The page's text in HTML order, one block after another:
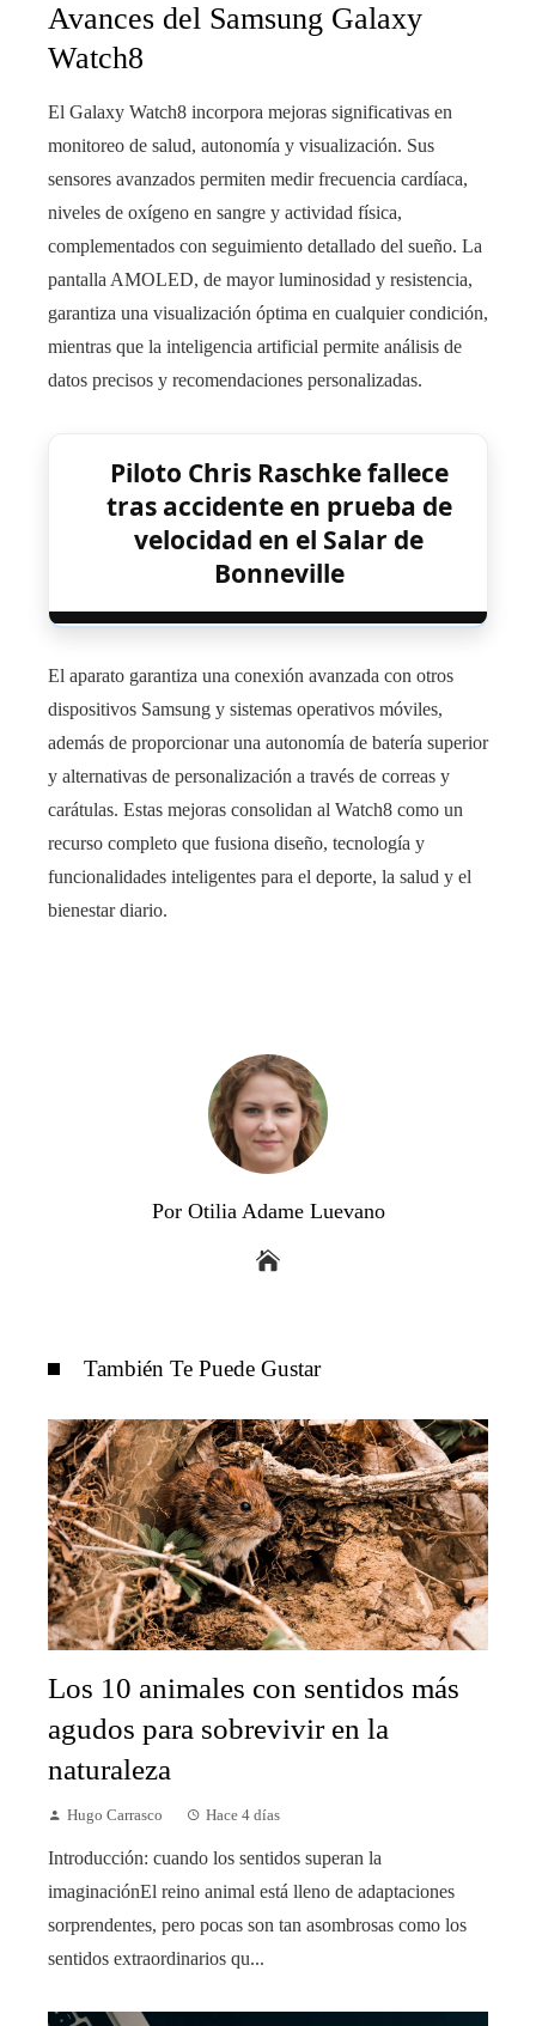
Avances del Samsung Galaxy
Watch8
El Galaxy Watch8 incorpora mejoras significativas en
monitoreo de salud, autonomía y visualización. Sus
sensores avanzados permiten medir frecuencia cardíaca,
niveles de oxígeno en sangre y actividad física,
complementados con seguimiento detallado del sueño. La
pantalla AMOLED, de mayor luminosidad y resistencia,
garantiza una visualización óptima en cualquier condición,
mientras que la inteligencia artificial permite análisis de
datos precisos y recomendaciones personalizadas.
Piloto Chris Raschke fallece
tras accidente en prueba de
velocidad en el Salar de
Bonneville
El aparato garantiza una conexión avanzada con otros
dispositivos Samsung y sistemas operativos móviles,
además de proporcionar una autonomía de batería superior
y alternativas de personalización a través de correas y
carátulas. Estas mejoras consolidan al Watch8 como un
recurso completo que fusiona diseño, tecnología y
funcionalidades inteligentes para el deporte, la salud y el
bienestar diario.
Por Otilia Adame Luevano
También Te Puede Gustar
Los 10 animales con sentidos más
agudos para sobrevivir en la
naturaleza
Hugo Carrasco Hace 4 días
Introducción: cuando los sentidos superan la
imaginaciónEl reino animal está lleno de adaptaciones
sorprendentes, pero pocas son tan asombrosas como los
sentidos extraordinarios qu...